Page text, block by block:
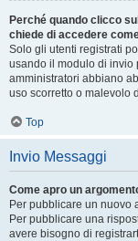
Perché quando clicco
chiede di accedere
Solo gli utenti registrati
usando il modulo di invio
amministratori abbiano
uso scorretto o malevolo
Top
Invio Messaggi
Come apro un
Per pubblicare un nuovo
Per pubblicare una
avere bisogno di